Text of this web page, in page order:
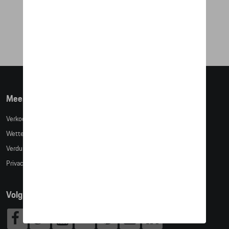
Meer info
Verkoopsvoorwaarden
Wettelijke bepalingen
Verduidelijking kledingmaten
Privacybeleid
Volg Ons